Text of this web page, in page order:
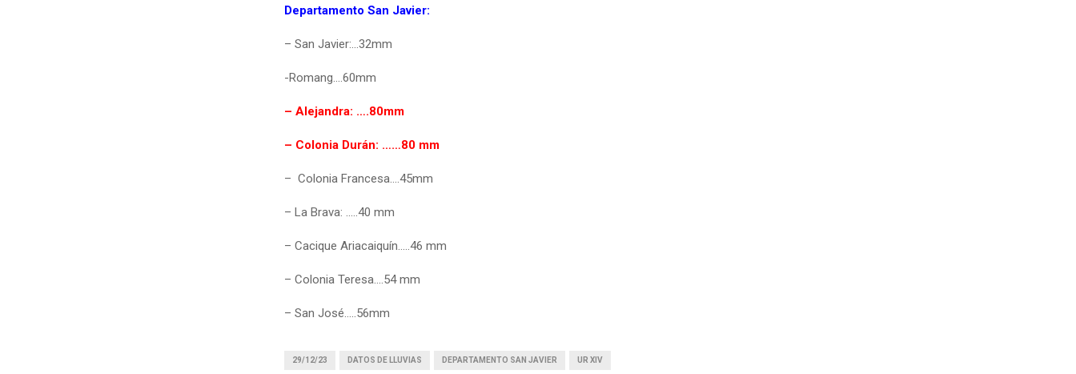
Departamento San Javier:
– San Javier:…32mm
-Romang….60mm
– Alejandra: ….80mm
– Colonia Durán: ……80 mm
– Colonia Francesa….45mm
– La Brava: …..40 mm
– Cacique Ariacaiquín…..46 mm
– Colonia Teresa….54 mm
– San José…..56mm
29/12/23 DATOS DE LLUVIAS DEPARTAMENTO SAN JAVIER UR XIV